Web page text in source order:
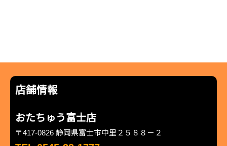
店舗情報
おたちゅう富士店
〒417-0826 静岡県富士市中里２５８８－２